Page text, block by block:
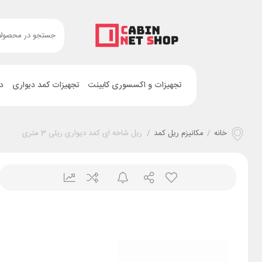
تجهیزات و اکسسوری کابینت تجهیزات کمد دیواری
خانه / مکانیزم ریل کمد / ریل شاخه ای کمد دیواری ریلی 3 متری